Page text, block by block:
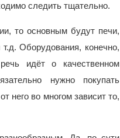
следить тщательно.
то основным будут печи,
Оборудования, конечно,
идёт о качественном
нужно покупать
него во многом зависит то,